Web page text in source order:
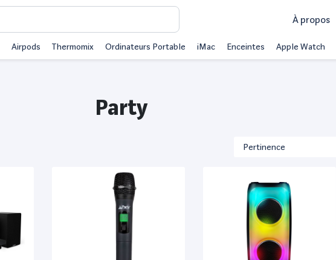
À propos
Airpods Thermomix Ordinateurs Portable iMac Enceintes Apple Watch
Party